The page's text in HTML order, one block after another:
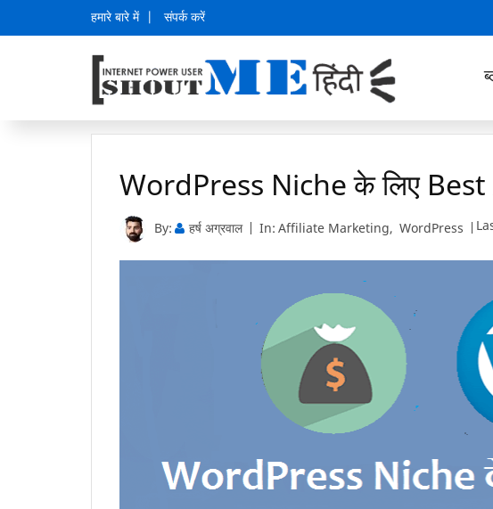
हमारे बारे में संपर्क करें
WordPress Niche के लिए
By: हर्ष अग्रवाल In: Affiliate Marketing, WordPress